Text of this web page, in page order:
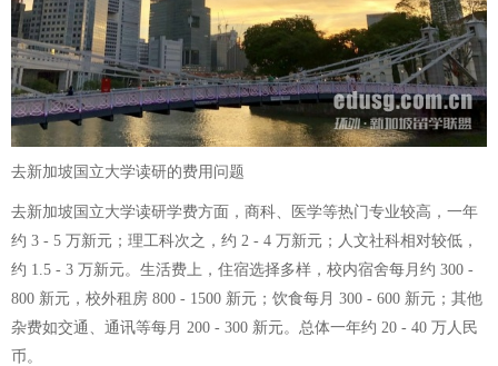
去新加坡国立大学读研的费用问题
去新加坡国立大学读研学费方面，商科、医学等热门专业较高，一年
约 3 - 5 万新元；理工科次之，约 2 - 4 万新元；人文社科相对较低，
约 1.5 - 3 万新元。生活费上，住宿选择多样，校内宿舍每月约 300 -
800 新元，校外租房 800 - 1500 新元；饮食每月 300 - 600 新元；其他
杂费如交通、通讯等每月 200 - 300 新元。总体一年约 20 - 40 万人民
币。